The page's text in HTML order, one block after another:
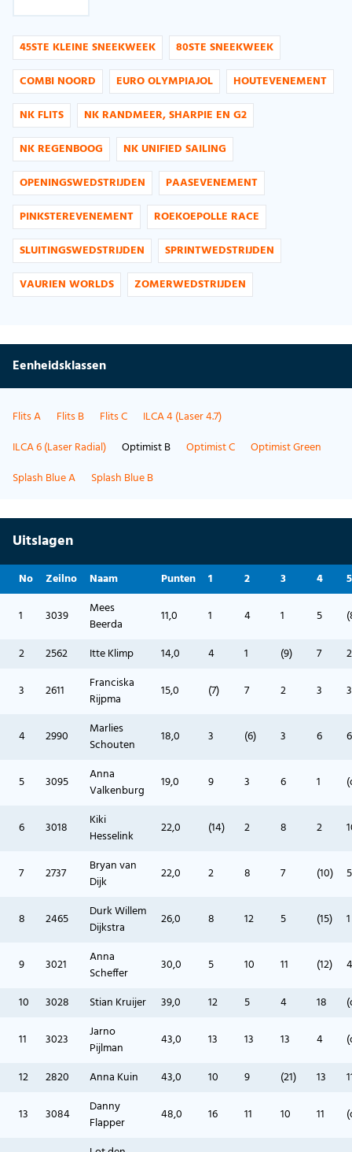
45STE KLEINE SNEEKWEEK
80STE SNEEKWEEK
COMBI NOORD
EURO OLYMPIAJOL
HOUTEVENEMENT
NK FLITS
NK RANDMEER, SHARPIE EN G2
NK REGENBOOG
NK UNIFIED SAILING
OPENINGSWEDSTRIJDEN
PAASEVENEMENT
PINKSTEREVENEMENT
ROEKOEPOLLE RACE
SLUITINGSWEDSTRIJDEN
SPRINTWEDSTRIJDEN
VAURIEN WORLDS
ZOMERWEDSTRIJDEN
Eenheidsklassen
Flits A Flits B Flits C
ILCA 4 (Laser 4.7)
ILCA 6 (Laser Radial)
Optimist B Optimist C
Optimist Green
Splash Blue A
Splash Blue B
Uitslagen
No Zeilno Naam Punten 1 2 3 4 5
1 3039
Mees
Beerda
11,0 1 4 1 5
2 2562 Itte Klimp 14,0 4 1 (9) 7 2
3 2611
Franciska
Rijpma
15,0 (7) 7 2 3 3
4 2990
Marlies
Schouten
18,0 3 (6) 3 6 6
5 3095
Anna
Valkenburg
19,0 9 3 6 1
6 3018
Kiki
Hesselink
22,0 (14) 2 8 2
7 2737
Bryan van
Dijk
22,0 2 8 7 (10) 5
8 2465
Durk Willem
Dijkstra
26,0 8 12 5 (15) 1
9 3021
Anna
Scheffer
30,0 5 10 11 (12) 4
10 3028 Stian Kruijer 39,0 12 5 4 18
11 3023
Jarno
Pijlman
43,0 13 13 13 4
12 2820 Anna Kuin 43,0 10 9 (21) 13
13 3084
Danny
Flapper
48,0 16 11 10 11